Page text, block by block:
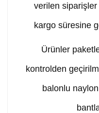
verilen
kargo süresine
Ürünler
kontrolden
balonlu